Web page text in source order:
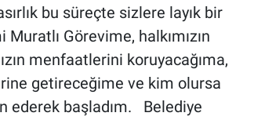
bu süreçte sizlere layık bir
Görevime, halkımızın
menfaatlerini koruyacağıma,
getireceğime ve kim olursa
ederek başladım. Belediye